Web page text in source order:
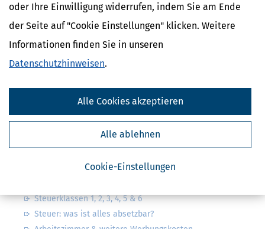
oder Ihre Einwilligung widerrufen, indem Sie am Ende
der Seite auf "Cookie Einstellungen" klicken. Weitere
Informationen finden Sie in unseren
Datenschutzhinweisen.
Cookie-Einstellungen
Alle ablehnen
Alle Cookies akzeptieren
Kostenlose Steuertipps & News
Steuertipps
von Steuertipps abonnieren. Die
Meine Einwilligung kann ich jederzeit durch
Abbestellung des Newsletters widerrufen.
Steuerklassen 1, 2, 3, 4, 5 & 6
Steuer: was ist alles absetzbar?